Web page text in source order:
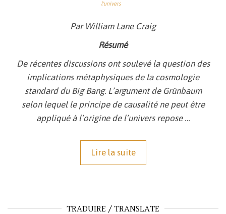
l'univers
Par William Lane Craig
Résumé
De récentes discussions ont soulevé la question des
implications métaphysiques de la cosmologie
standard du Big Bang. L’argument de Grünbaum
selon lequel le principe de causalité ne peut être
appliqué à l’origine de l’univers repose …
Lire la suite
TRADUIRE / TRANSLATE